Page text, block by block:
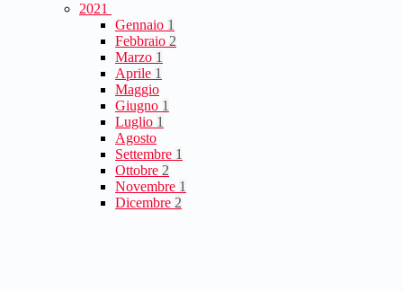
2021
Gennaio 1
Febbraio 2
Marzo 1
Aprile 1
Maggio
Giugno 1
Luglio 1
Agosto
Settembre 1
Ottobre 2
Novembre 1
Dicembre 2